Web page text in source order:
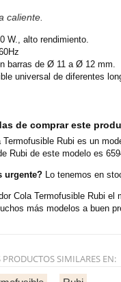
caliente.
W., alto rendimiento.
barras de Ø 11 a Ø 12 mm.
universal de diferentes
de comprar este
Termofusible Rubi es un
Rubi de este modelo es
urgente? Lo tenemos en
Cola Termofusible Rubi
más modelos a buen
PRODUCTOS SIMILARES EN: